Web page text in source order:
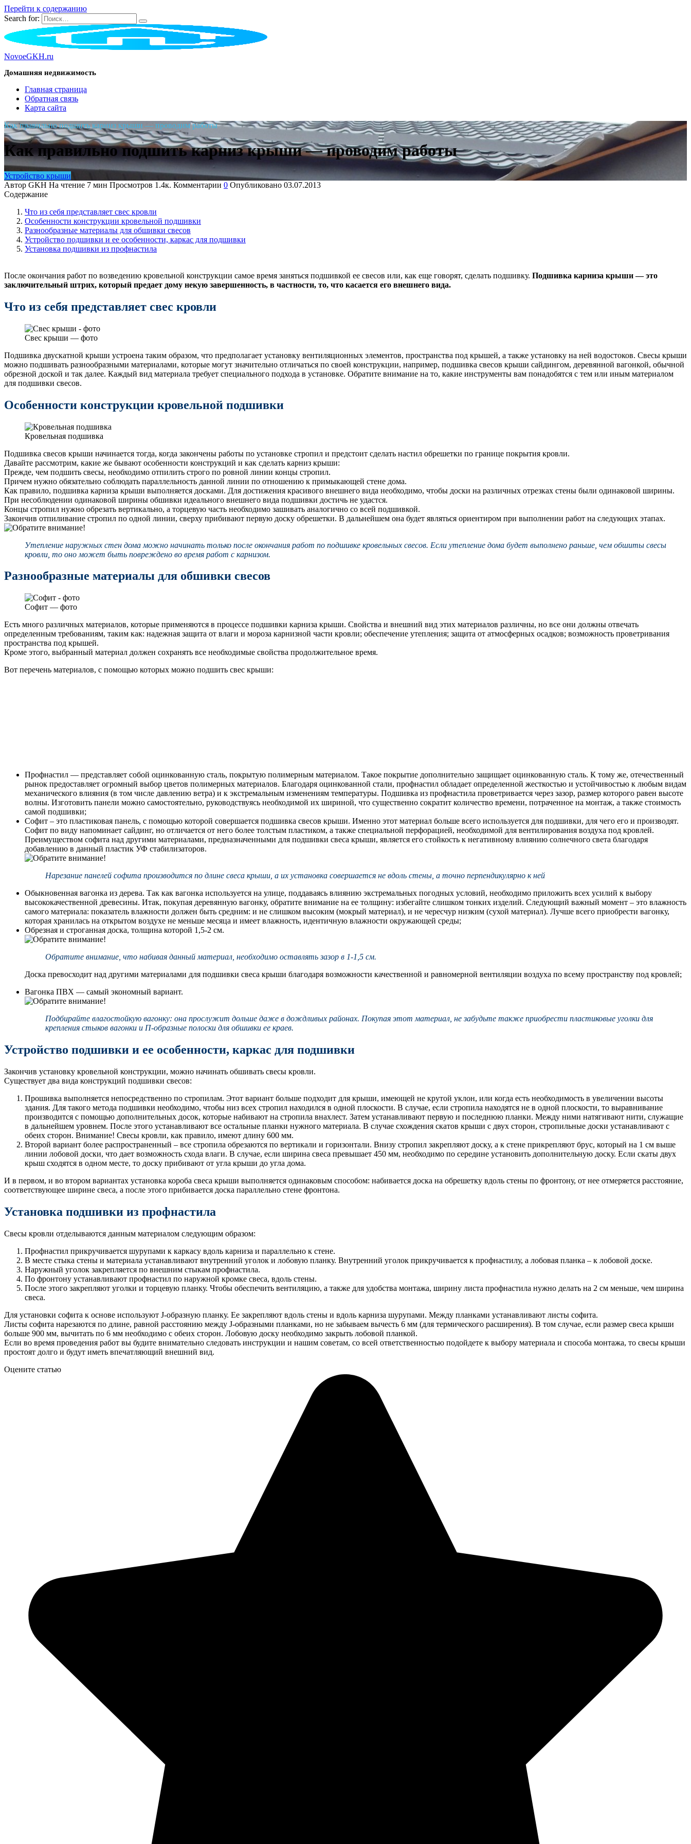
Перейти к содержанию
Search for:
NovoeGKH.ru
Домашняя недвижимость
Главная страница
Обратная связь
Карта сайта
Как правильно подшить карниз крыши — проводим работы
Как правильно подшить карниз крыши — проводим работы
Устройство крыши
Автор GKH На чтение 7 мин Просмотров 1.4к. Комментарии 0 Опубликовано 03.07.2013
Содержание
Что из себя представляет свес кровли
Особенности конструкции кровельной подшивки
Разнообразные материалы для обшивки свесов
Устройство подшивки и ее особенности, каркас для подшивки
Установка подшивки из профнастила
После окончания работ по возведению кровельной конструкции самое время заняться подшивкой ее свесов или, как еще говорят, сделать подшивку. Подшивка карниза крыши — это
заключительный штрих, который предает дому некую завершенность, в частности, то, что касается его внешнего вида.
Что из себя представляет свес кровли
Свес крыши — фото
Подшивка двускатной крыши устроена таким образом, что предполагает установку вентиляционных элементов, пространства под крышей, а также установку на ней водостоков. Свесы крыши
можно подшивать разнообразными материалами, которые могут значительно отличаться по своей конструкции, например, подшивка свесов крыши сайдингом, деревянной вагонкой, обычной
обрезной доской и так далее. Каждый вид материала требует специального подхода в установке. Обратите внимание на то, какие инструменты вам понадобятся с тем или иным материалом
для подшивки свесов.
Особенности конструкции кровельной подшивки
Кровельная подшивка
Подшивка свесов крыши начинается тогда, когда закончены работы по установке стропил и предстоит сделать настил обрешетки по границе покрытия кровли.
Давайте рассмотрим, какие же бывают особенности конструкций и как сделать карниз крыши:
Прежде, чем подшить свесы, необходимо отпилить строго по ровной линии концы стропил.
Причем нужно обязательно соблюдать параллельность данной линии по отношению к примыкающей стене дома.
Как правило, подшивка карниза крыши выполняется досками. Для достижения красивого внешнего вида необходимо, чтобы доски на различных отрезках стены были одинаковой ширины.
При несоблюдении одинаковой ширины обшивки идеального внешнего вида подшивки достичь не удастся.
Концы стропил нужно обрезать вертикально, а торцевую часть необходимо зашивать аналогично со всей подшивкой.
Закончив отпиливание стропил по одной линии, сверху прибивают первую доску обрешетки. В дальнейшем она будет являться ориентиром при выполнении работ на следующих этапах.
Утепление наружных стен дома можно начинать только после окончания работ по подшивке кровельных свесов. Если утепление дома будет выполнено раньше, чем обшиты свесы
кровли, то оно может быть повреждено во время работ с карнизом.
Разнообразные материалы для обшивки свесов
Софит — фото
Есть много различных материалов, которые применяются в процессе подшивки карниза крыши. Свойства и внешний вид этих материалов различны, но все они должны отвечать
определенным требованиям, таким как: надежная защита от влаги и мороза карнизной части кровли; обеспечение утепления; защита от атмосферных осадков; возможность проветривания
пространства под крышей.
Кроме этого, выбранный материал должен сохранять все необходимые свойства продолжительное время.
Вот перечень материалов, с помощью которых можно подшить свес крыши:
Профнастил — представляет собой оцинкованную сталь, покрытую полимерным материалом. Такое покрытие дополнительно защищает оцинкованную сталь. К тому же, отечественный
рынок предоставляет огромный выбор цветов полимерных материалов. Благодаря оцинкованной стали, профнастил обладает определенной жесткостью и устойчивостью к любым видам
механического влияния (в том числе давлению ветра) и к экстремальным изменениям температуры. Подшивка из профнастила проветривается через зазор, размер которого равен высоте
волны. Изготовить панели можно самостоятельно, руководствуясь необходимой их шириной, что существенно сократит количество времени, потраченное на монтаж, а также стоимость
самой подшивки;
Софит – это пластиковая панель, с помощью которой совершается подшивка свесов крыши. Именно этот материал больше всего используется для подшивки, для чего его и производят.
Софит по виду напоминает сайдинг, но отличается от него более толстым пластиком, а также специальной перфорацией, необходимой для вентилирования воздуха под кровлей.
Преимуществом софита над другими материалами, предназначенными для подшивки свеса крыши, является его стойкость к негативному влиянию солнечного света благодаря
добавлению в данный пластик УФ стабилизаторов.
Нарезание панелей софита производится по длине свеса крыши, а их установка совершается не вдоль стены, а точно перпендикулярно к ней
Обыкновенная вагонка из дерева. Так как вагонка используется на улице, поддаваясь влиянию экстремальных погодных условий, необходимо приложить всех усилий к выбору
высококачественной древесины. Итак, покупая деревянную вагонку, обратите внимание на ее толщину: избегайте слишком тонких изделий. Следующий важный момент – это влажность
самого материала: показатель влажности должен быть средним: и не слишком высоким (мокрый материал), и не чересчур низким (сухой материал). Лучше всего приобрести вагонку,
которая хранилась на открытом воздухе не меньше месяца и имеет влажность, идентичную влажности окружающей среды;
Обрезная и строганная доска, толщина которой 1,5-2 см.
Обратите внимание, что набивая данный материал, необходимо оставлять зазор в 1-1,5 см.
Доска превосходит над другими материалами для подшивки свеса крыши благодаря возможности качественной и равномерной вентиляции воздуха по всему пространству под кровлей;
Вагонка ПВХ — самый экономный вариант.
Подбирайте влагостойкую вагонку: она прослужит дольше даже в дождливых районах. Покупая этот материал, не забудьте также приобрести пластиковые уголки для
крепления стыков вагонки и П-образные полоски для обшивки ее краев.
Устройство подшивки и ее особенности, каркас для подшивки
Закончив установку кровельной конструкции, можно начинать обшивать свесы кровли.
Существует два вида конструкций подшивки свесов:
Прошивка выполняется непосредственно по стропилам. Этот вариант больше подходит для крыши, имеющей не крутой уклон, или когда есть необходимость в увеличении высоты
здания. Для такого метода подшивки необходимо, чтобы низ всех стропил находился в одной плоскости. В случае, если стропила находятся не в одной плоскости, то выравнивание
производится с помощью дополнительных досок, которые набивают на стропила внахлест. Затем устанавливают первую и последнюю планки. Между ними натягивают нити, служащие
в дальнейшем уровнем. После этого устанавливают все остальные планки нужного материала. В случае схождения скатов крыши с двух сторон, стропильные доски устанавливают с
обеих сторон. Внимание! Свесы кровли, как правило, имеют длину 600 мм.
Второй вариант более распространенный – все стропила обрезаются по вертикали и горизонтали. Внизу стропил закрепляют доску, а к стене прикрепляют брус, который на 1 см выше
линии лобовой доски, что дает возможность схода влаги. В случае, если ширина свеса превышает 450 мм, необходимо по середине установить дополнительную доску. Если скаты двух
крыш сходятся в одном месте, то доску прибивают от угла крыши до угла дома.
И в первом, и во втором вариантах установка короба свеса крыши выполняется одинаковым способом: набивается доска на обрешетку вдоль стены по фронтону, от нее отмеряется расстояние,
соответствующее ширине свеса, а после этого прибивается доска параллельно стене фронтона.
Установка подшивки из профнастила
Свесы кровли отделываются данным материалом следующим образом:
Профнастил прикручивается шурупами к каркасу вдоль карниза и параллельно к стене.
В месте стыка стены и материала устанавливают внутренний уголок и лобовую планку. Внутренний уголок прикручивается к профнастилу, а лобовая планка – к лобовой доске.
Наружный уголок закрепляется по внешним стыкам профнастила.
По фронтону устанавливают профнастил по наружной кромке свеса, вдоль стены.
После этого закрепляют уголки и торцевую планку. Чтобы обеспечить вентиляцию, а также для удобства монтажа, ширину листа профнастила нужно делать на 2 см меньше, чем ширина
свеса.
Для установки софита к основе используют J-образную планку. Ее закрепляют вдоль стены и вдоль карниза шурупами. Между планками устанавливают листы софита.
Листы софита нарезаются по длине, равной расстоянию между J-образными планками, но не забываем вычесть 6 мм (для термического расширения). В том случае, если размер свеса крыши
больше 900 мм, вычитать по 6 мм необходимо с обеих сторон. Лобовую доску необходимо закрыть лобовой планкой.
Если во время проведения работ вы будите внимательно следовать инструкции и нашим советам, со всей ответственностью подойдете к выбору материала и способа монтажа, то свесы крыши
простоят долго и будут иметь впечатляющий внешний вид.
Оцените статью